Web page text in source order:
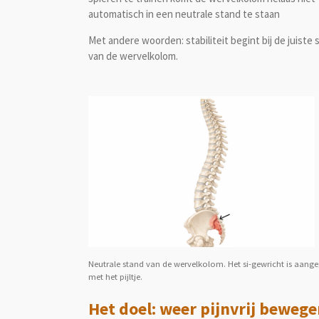
automatisch in een neutrale stand te staan
Met andere woorden: stabiliteit begint bij de juiste
van de wervelkolom.
Neutrale stand van de wervelkolom. Het si-gewricht is
met het pijltje.
Het doel: weer pijnvrij